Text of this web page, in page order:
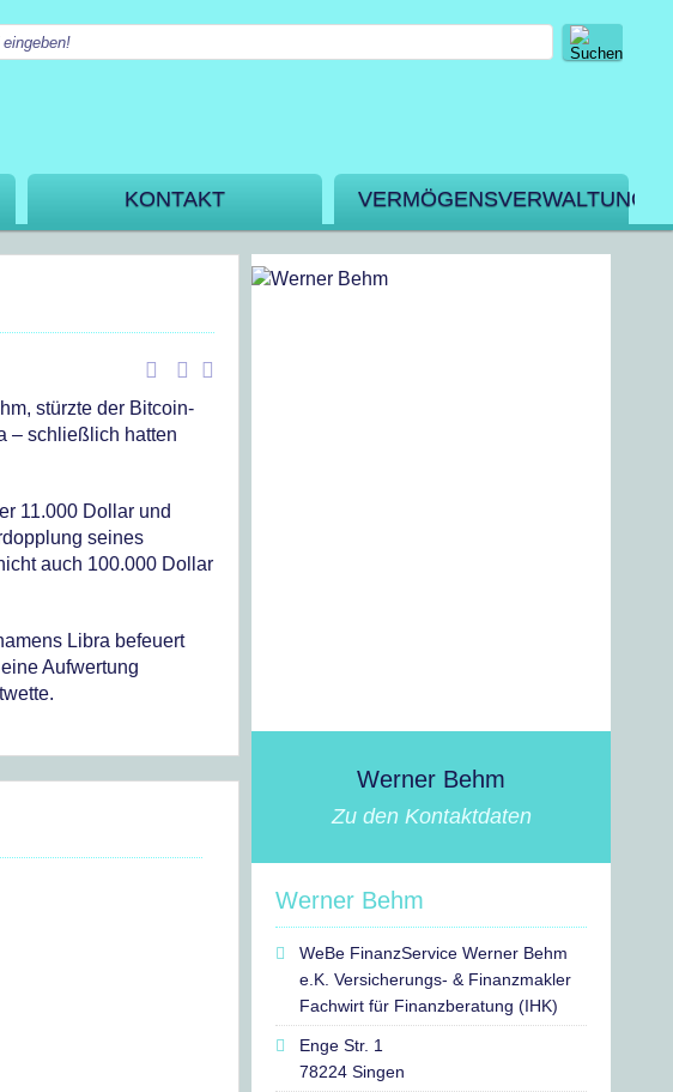
KONTAKT VERMÖGENSVERWALTUNG
Werner Behm
Zu den Kontaktdaten
Werner Behm
WeBe FinanzService Werner Behm
e.K. Versicherungs- & Finanzmakler
Fachwirt für Finanzberatung (IHK)
Enge Str. 1
78224 Singen
stürzte der Bitcoin-
– schließlich hatten
11.000 Dollar und
seines
auch 100.000 Dollar
Libra befeuert
Aufwertung